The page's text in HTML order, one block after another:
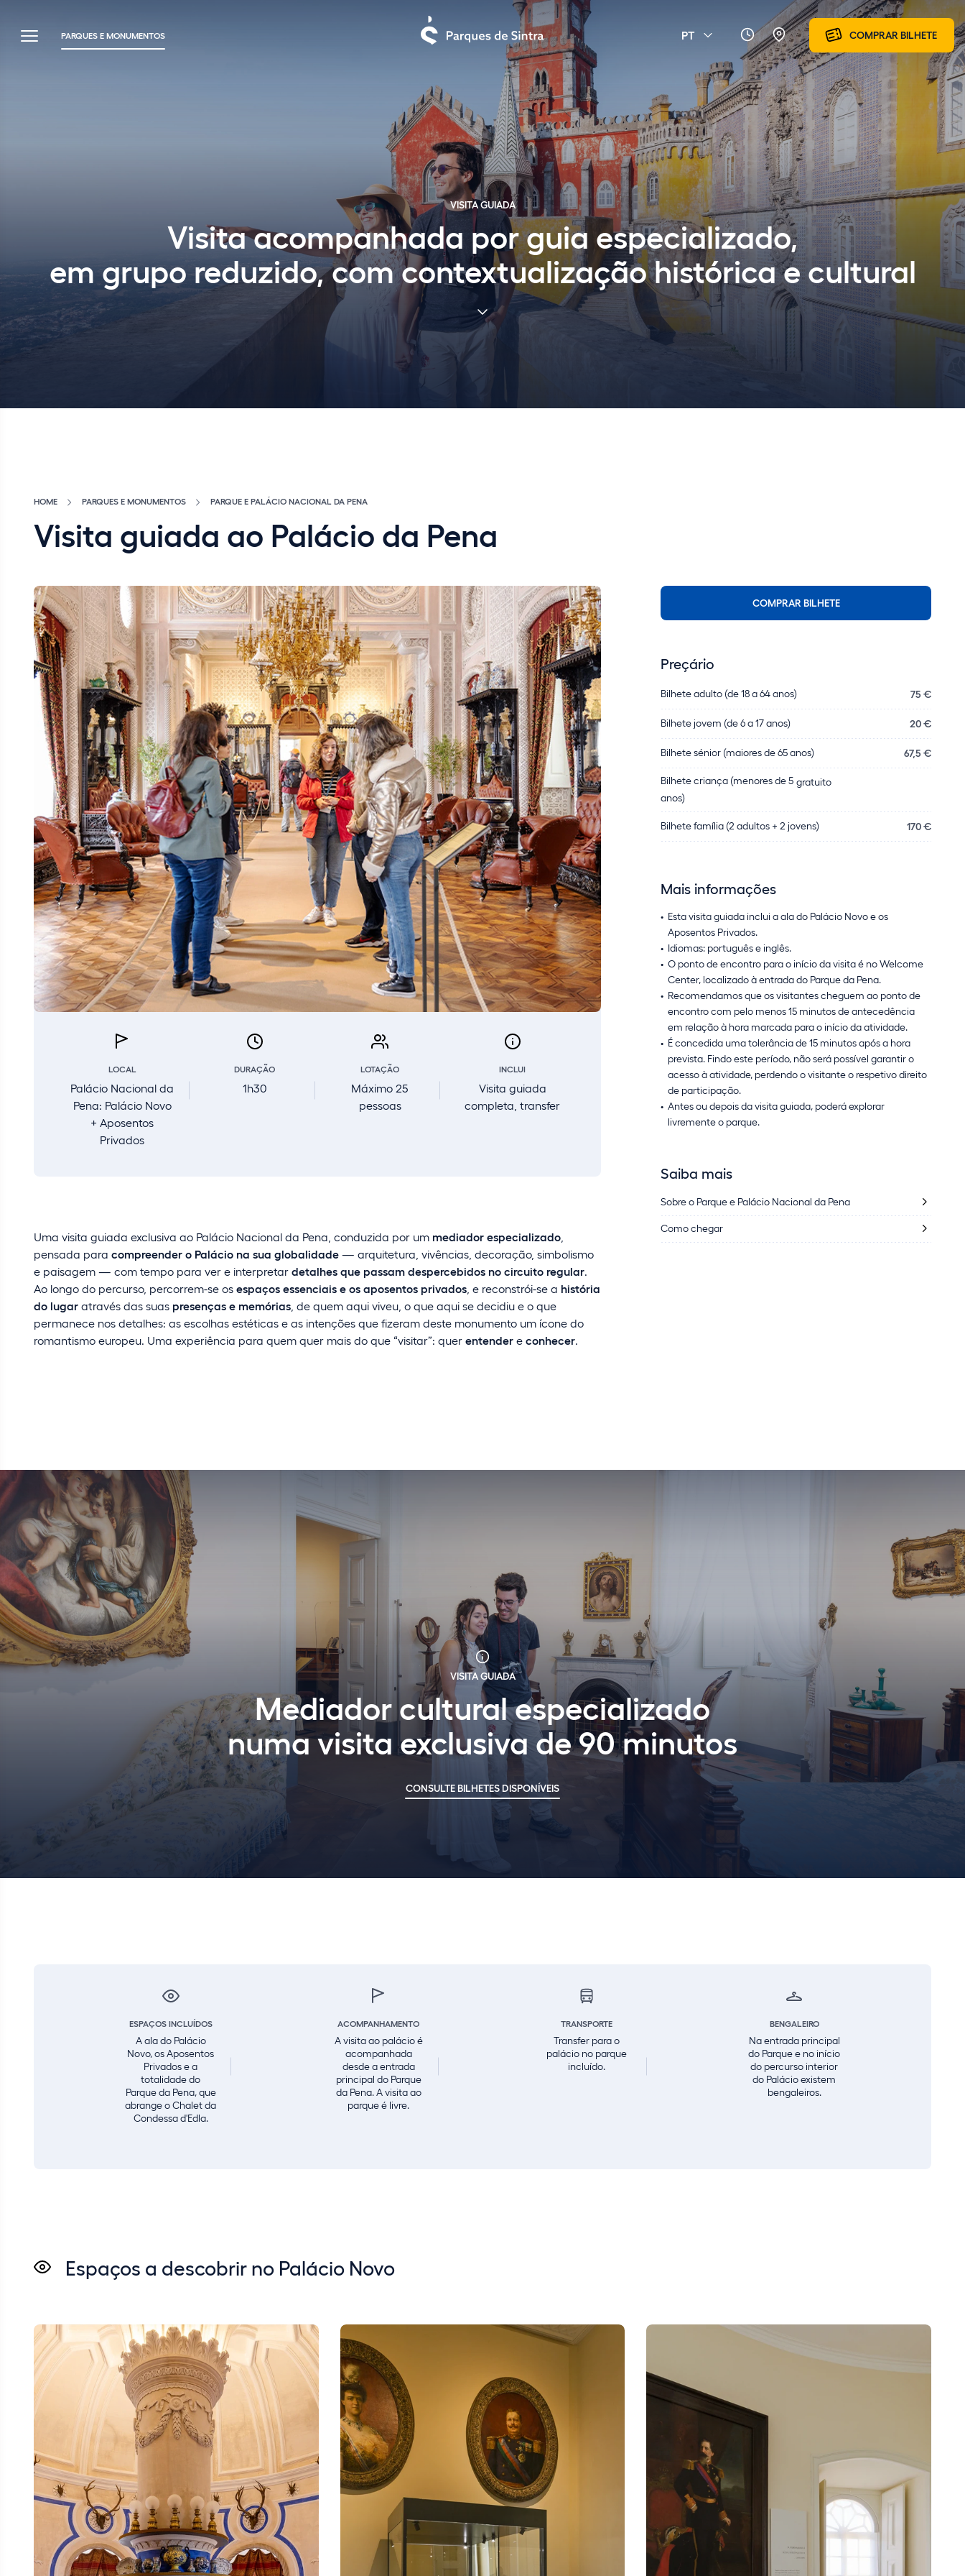
PARQUES E MONUMENTOS PT COMPRAR BILHETE
VISITA GUIADA
Visita acompanhada por guia especializado,
em grupo reduzido, com contextualização histórica e cultural
HOME PARQUES E MONUMENTOS PARQUE E PALÁCIO NACIONAL DA PENA
Visita guiada ao Palácio da Pena
LOCAL
Palácio Nacional da
Pena: Palácio Novo
+ Aposentos
Privados
DURAÇÃO
1h30
LOTAÇÃO
Máximo 25
pessoas
INCLUI
Visita guiada
completa, transfer
Uma visita guiada exclusiva ao Palácio Nacional da Pena, conduzida por um mediador especializado
pensada para compreender o Palácio na sua globalidade — arquitetura, vivências, decoração, simbolismo
e paisagem — com tempo para ver e interpretar detalhes que passam despercebidos no circuito regular
Ao longo do percurso, percorrem-se os espaços essenciais e os aposentos privados , e reconstrói-se a história
do lugar através das suas presenças e memórias , de quem aqui viveu, o que aqui se decidiu e o que
permanece nos detalhes: as escolhas estéticas e as intenções que fizeram deste monumento um ícone do
romantismo europeu. Uma experiência para quem quer mais do que “visitar”: quer entender e conhecer
COMPRAR BILHETE
Preçário
Bilhete adulto (de 18 a 64 anos) 75 €
Bilhete jovem (de 6 a 17 anos) 20 €
Bilhete sénior (maiores de 65 anos) 67,5 €
Bilhete criança (menores de 5
anos)
gratuito
Bilhete família (2 adultos + 2 jovens) 170 €
Mais informações
Esta visita guiada inclui a ala do Palácio Novo e os
Aposentos Privados.
Idiomas: português e inglês.
O ponto de encontro para o início da visita é no Welcome
Center, localizado à entrada do Parque da Pena.
Recomendamos que os visitantes cheguem ao ponto de
encontro com pelo menos 15 minutos de antecedência
em relação à hora marcada para o início da atividade.
É concedida uma tolerância de 15 minutos após a hora
prevista. Findo este período, não será possível garantir o
acesso à atividade, perdendo o visitante o respetivo direito
de participação.
Antes ou depois da visita guiada, poderá explorar
livremente o parque.
Saiba mais
Sobre o Parque e Palácio Nacional da Pena
Como chegar
VISITA GUIADA
Mediador cultural especializado
numa visita exclusiva de 90 minutos
CONSULTE BILHETES DISPONÍVEIS
ESPAÇOS INCLUÍDOS
A ala do Palácio
Novo, os Aposentos
Privados e a
totalidade do
Parque da Pena, que
abrange o Chalet da
Condessa d'Edla.
ACOMPANHAMENTO
A visita ao palácio é
acompanhada
desde a entrada
principal do Parque
da Pena. A visita ao
parque é livre.
TRANSPORTE
Transfer para o
palácio no parque
incluído.
BENGALEIRO
Na entrada principal
do Parque e no início
do percurso interior
do Palácio existem
bengaleiros.
Espaços a descobrir no Palácio Novo